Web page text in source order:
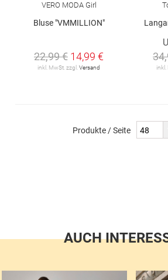
VERO MODA Girl
Bluse "VMMILLION"
22,99 € 14,99 €
inkl. MwSt. zzgl.Versand inkl.
Produkte / Seite
AUCH